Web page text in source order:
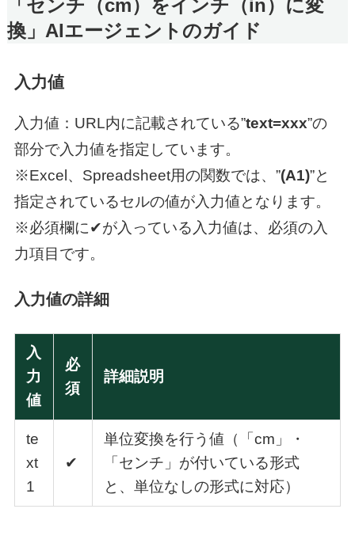
「センチ（cm）をインチ（in）に変
換」AIエージェントのガイド
入力値
入力値：URL内に記載されている”text=xxx”の
部分で入力値を指定しています。
※Excel、Spreadsheet用の関数では、”(A1)”と
指定されているセルの値が入力値となります。
※必須欄に✔が入っている入力値は、必須の入
力項目です。
入力値の詳細
入
力
値
必
須
詳細説明
te
xt
1
✔
単位変換を行う値（「cm」・
「センチ」が付いている形式
と、単位なしの形式に対応）